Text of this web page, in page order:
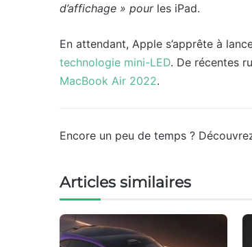
d’affichage » pourles iPad.
En attendant, Apple s’apprête à
technologie mini-LED. De récentes
MacBook Air 2022.
Encore un peu de temps ?
Articles similaires